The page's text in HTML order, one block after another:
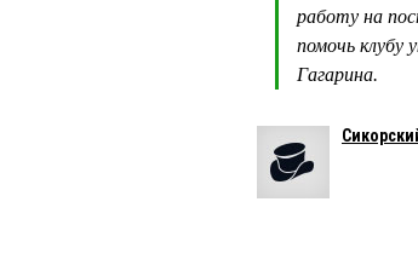
работу на
помочь клубу
Гагарина.